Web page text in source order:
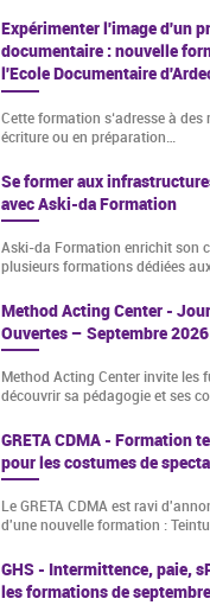
Expérimenter l'image d'un
documentaire : nouvelle
l'Ecole Documentaire
Cette formation s‘adresse à des
écriture ou en préparation…
Se former aux
avec Aski-da Formation
Aski-da Formation enrichit son
plusieurs formations dédiées
Method Acting Center - Journées Portes
Ouvertes – Septembre 2026
Method Acting Center invite les
découvrir sa pédagogie et ses
GRETA CDMA - Formation
pour les costumes de
Le GRETA CDMA est ravi
d'une nouvelle formation :
GHS - Intermittence, paie,
les formations de septembre